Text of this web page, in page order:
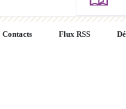
Contacts Flux RSS